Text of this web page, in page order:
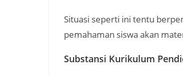
Situasi seperti ini tentu
pemahaman siswa akan
Substansi Kurikulum